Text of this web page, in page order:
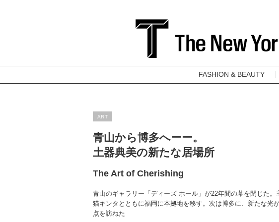
FASHION & BEAUTY
ART
青山から博多へーー。
土器典美の新たな居場所
The Art of Cherishing
青山のギャラリー「ディーズ ホール」が22年間の幕を閉じた。
猫キンタとともに福岡に本拠地を移す。次は博多に、新たな光
点を訪ねた